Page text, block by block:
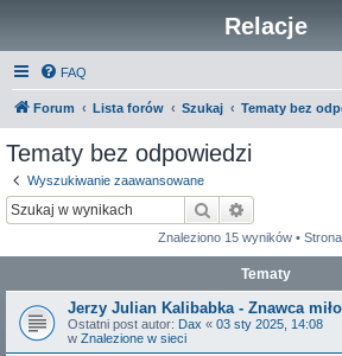
Relacje
FAQ
Forum Lista forów Szukaj Tematy bez
Tematy bez odpowiedzi
Wyszukiwanie zaawansowane
Szukaj
Znaleziono 15 wyników • Strona
Tematy
Jerzy Julian Kalibabka - Znawca
Ostatni post autor: Dax « 03 sty 2025, 14:08
w Znalezione w sieci